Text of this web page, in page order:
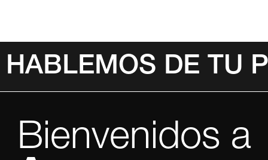
HABLEMOS DE TU
Bienvenidos a